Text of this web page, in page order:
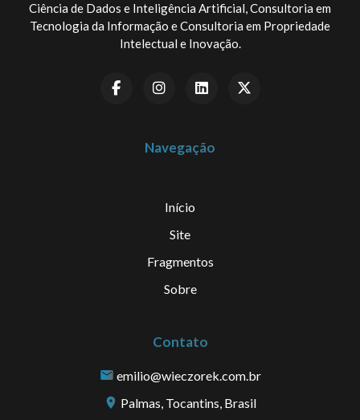
Ciência de Dados e Inteligência Artificial, Consultoria em
Tecnologia da Informação e Consultoria em Propriedade
Intelectual e Inovação.
Navegação
Início
Site
Fragmentos
Sobre
Contato
emilio@wieczorek.com.br
Palmas, Tocantins, Brasil